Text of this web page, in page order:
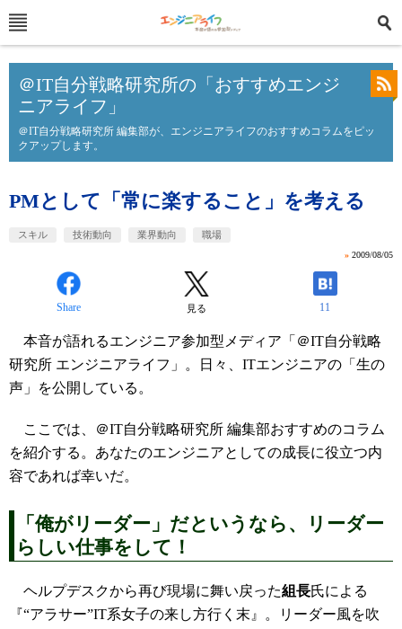
＠IT自分戦略研究所の「おすすめエンジ
ニアライフ」
＠IT自分戦略研究所 編集部が、エンジニアライフのおすすめコラムをピッ
クアップします。
PMとして「常に楽すること」を考える
スキル 技術動向 業界動向 職場
» 2009/08/05
Share 見る 11
本音が語れるエンジニア参加型メディア「＠IT自分戦略
研究所 エンジニアライフ」。日々、ITエンジニアの「生の
声」を公開している。
ここでは、＠IT自分戦略研究所 編集部おすすめのコラム
を紹介する。あなたのエンジニアとしての成長に役立つ内
容であれば幸いだ。
「俺がリーダー」だというなら、リーダー
らしい仕事をして！
ヘルプデスクから再び現場に舞い戻った組長氏による
『“アラサー”IT系女子の来し方行く末』。リーダー風を吹